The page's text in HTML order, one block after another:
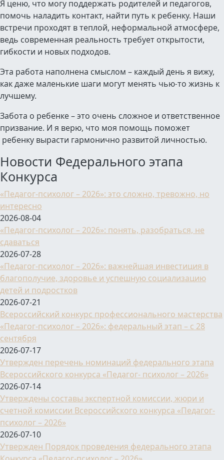
Я ценю, что могу поддержать родителей и педагогов,
помочь наладить контакт, найти путь к ребенку. Наши
встречи проходят в теплой, неформальной атмосфере,
ведь современная реальность требует открытости,
гибкости и новых подходов.
Эта работа наполнена смыслом – каждый день я вижу,
как даже маленькие шаги могут менять чью-то жизнь к
лучшему.
Забота о ребенке – это очень сложное и ответственное
призвание. И я верю, что моя помощь поможет
ребенку вырасти гармонично развитой личностью.
Новости Федерального этапа
Конкурса
«Педагог-психолог – 2026»: это сложно, тревожно, но
интересно
2026-08-04
«Педагог-психолог – 2026»: понять, разобраться, не
сдаваться
2026-07-28
«Педагог-психолог – 2026»: важнейшая инвестиция в
благополучие, здоровье и успешную социализацию
детей и подростков
2026-07-21
Всероссийский конкурс профессионального мастерства
«Педагог-психолог – 2026»: федеральный этап – с 28
сентября
2026-07-17
Утвержден перечень номинаций федерального этапа
Всероссийского конкурса «Педагог- психолог – 2026»
2026-07-14
Утверждены составы экспертной комиссии, жюри и
счетной комиссии Всероссийского конкурса «Педагог-
психолог – 2026»
2026-07-10
Утвержден Порядок проведения федерального этапа